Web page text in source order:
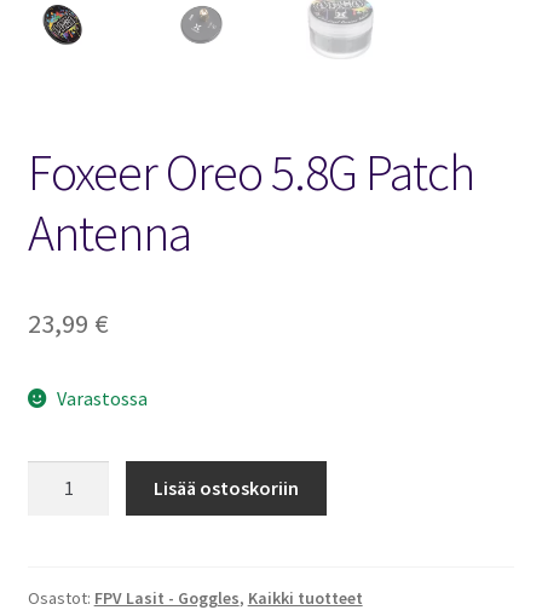
Kassa
Yhteystiedot
Foxeer Oreo 5.8G Patch
Antenna
23,99 €
Varastossa
Antenna
Lisää ostoskoriin
Osastot: FPV Lasit - Goggles, Kaikki tuotteet